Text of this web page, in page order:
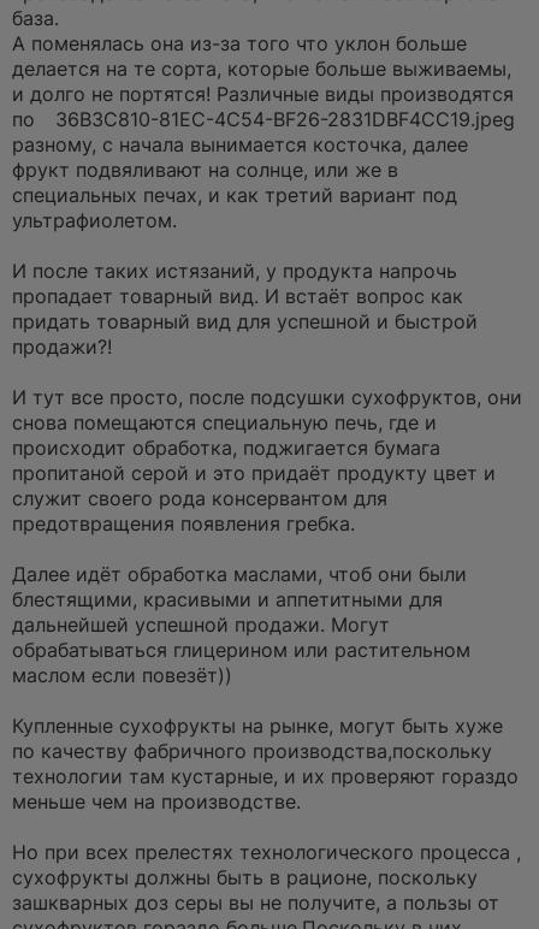
и
т
а
н
н
о
е
с
о
о
б
щ
е
н
база.
А поменялась она из-за того что уклон больше
делается на те сорта, которые больше выживаемы,
и долго не портятся!
36B3C810-81EC-4C54-BF26-2831DBF4CC19.jpeg
Различные виды производятся
по
разному, с начала вынимается косточка, далее
фрукт подвяливают на солнце, или же в
специальных печах, и как третий вариант под
ультрафиолетом.
И после таких истязаний, у продукта напрочь
пропадает товарный вид. И встаёт вопрос как
придать товарный вид для успешной и быстрой
продажи?!
И тут все просто, после подсушки сухофруктов, они
снова помещаются специальную печь, где и
происходит обработка, поджигается бумага
пропитаной серой и это придаёт продукту цвет и
служит своего рода консервантом для
предотвращения появления гребка.
Далее идёт обработка маслами, чтоб они были
блестящими, красивыми и аппетитными для
дальнейшей успешной продажи. Могут
обрабатываться глицерином или растительном
маслом если повезёт))
Купленные сухофрукты на рынке, могут быть хуже
по качеству фабричного производства,поскольку
технологии там кустарные, и их проверяют гораздо
меньше чем на производстве.
Но при всех прелестях технологического процесса ,
сухофрукты должны быть в рационе, поскольку
зашкварных доз серы вы не получите, а пользы от